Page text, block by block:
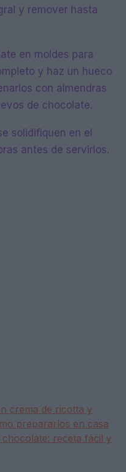
y remover hasta
en moldes para
y haz un hueco
con almendras
de chocolate.
solidifiquen en el
antes de servirlos.
crema de ricotta y
prepararlos en casa
receta fácil y